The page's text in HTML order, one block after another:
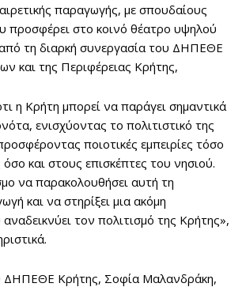
παραγωγής, με σπουδαίους
προσφέρει στο κοινό θέατρο υψηλού
τη διαρκή συνεργασία του ΔΗΠΕΘΕ
και της Περιφέρειας Κρήτης,
η Κρήτη μπορεί να παράγει σημαντικά
ενισχύοντας το πολιτιστικό της
ποιοτικές εμπειρίες τόσο
και στους επισκέπτες του νησιού.
να παρακολουθήσει αυτή τη
και να στηρίξει μια ακόμη
τον πολιτισμό της Κρήτης»,
ΔΗΠΕΘΕ Κρήτης, Σοφία Μαλανδράκη,